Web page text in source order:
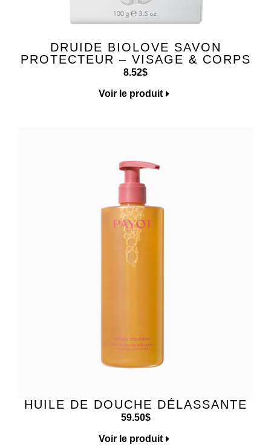
DRUIDE BIOLOVE SAVON
PROTECTEUR – VISAGE & CORPS
8.52$
Voir le produit
HUILE DE DOUCHE DÉLASSANTE
59.50$
Voir le produit